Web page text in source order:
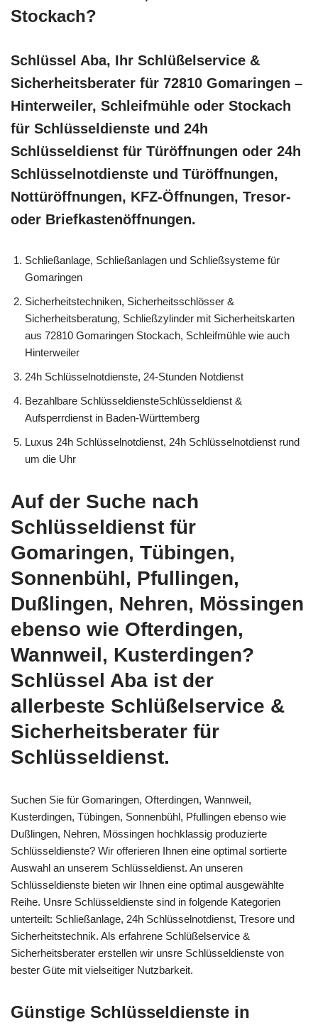
Stockach?
Schlüssel Aba, Ihr Schlüßelservice &
Sicherheitsberater für 72810 Gomaringen –
Hinterweiler, Schleifmühle oder Stockach
für Schlüsseldienste und 24h
Schlüsseldienst für Türöffnungen oder 24h
Schlüsselnotdienste und Türöffnungen,
Nottüröffnungen, KFZ-Öffnungen, Tresor-
oder Briefkastenöffnungen.
Schließanlage, Schließanlagen und Schließsysteme für
Gomaringen
Sicherheitstechniken, Sicherheitsschlösser &
Sicherheitsberatung, Schließzylinder mit Sicherheitskarten
aus 72810 Gomaringen Stockach, Schleifmühle wie auch
Hinterweiler
24h Schlüsselnotdienste, 24-Stunden Notdienst
Bezahlbare SchlüsseldiensteSchlüsseldienst &
Aufsperrdienst in Baden-Württemberg
Luxus 24h Schlüsselnotdienst, 24h Schlüsselnotdienst rund
um die Uhr
Auf der Suche nach
Schlüsseldienst für
Gomaringen, Tübingen,
Sonnenbühl, Pfullingen,
Dußlingen, Nehren, Mössingen
ebenso wie Ofterdingen,
Wannweil, Kusterdingen?
Schlüssel Aba ist der
allerbeste Schlüßelservice &
Sicherheitsberater für
Schlüsseldienst.
Suchen Sie für Gomaringen, Ofterdingen, Wannweil,
Kusterdingen, Tübingen, Sonnenbühl, Pfullingen ebenso wie
Dußlingen, Nehren, Mössingen hochklassig produzierte
Schlüsseldienste? Wir offerieren Ihnen eine optimal sortierte
Auswahl an unserem Schlüsseldienst. An unseren
Schlüsseldienste bieten wir Ihnen eine optimal ausgewählte
Reihe. Unsre Schlüsseldienste sind in folgende Kategorien
unterteilt: Schließanlage, 24h Schlüsselnotdienst, Tresore und
Sicherheitstechnik. Als erfahrene Schlüßelservice &
Sicherheitsberater erstellen wir unsre Schlüsseldienste von
bester Güte mit vielseitiger Nutzbarkeit.
Günstige Schlüsseldienste in